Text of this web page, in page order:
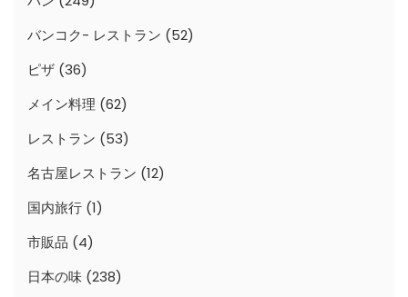
バンコク- レストラン (52)
ピザ (36)
メイン料理 (62)
レストラン (53)
名古屋レストラン (12)
国内旅行 (1)
市販品 (4)
日本の味 (238)